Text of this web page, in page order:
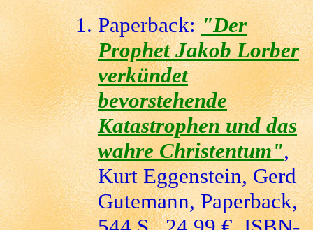
Paperback:"Der
Prophet Jakob Lorber
verkündet
bevorstehende
Katastrophen und das
wahre Christentum",
Kurt Eggenstein, Gerd
Gutemann, Paperback,